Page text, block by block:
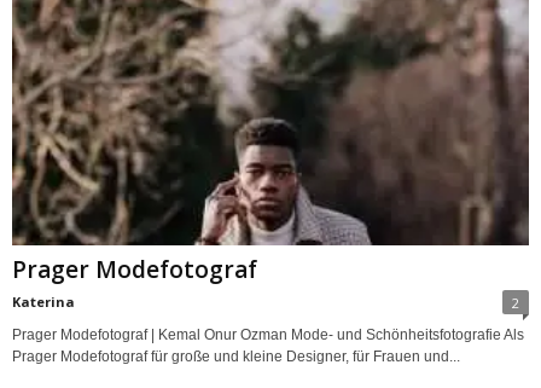
Prager Modefotograf
Katerina 2
Prager Modefotograf | Kemal Onur Ozman Mode- und Schönheitsfotografie Als
Prager Modefotograf für große und kleine Designer, für Frauen und...